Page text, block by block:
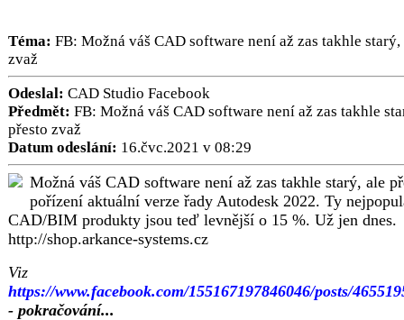
Téma: FB: Možná váš CAD software není až zas takhle starý,
zvaž
Odeslal: CAD Studio Facebook
Předmět: FB: Možná váš CAD software není až zas takhle
přesto zvaž
Datum odeslání: 16.čvc.2021 v 08:29
Možná váš CAD software není až zas takhle starý, ale
pořízení aktuální verze řady Autodesk 2022. Ty
CAD/BIM produkty jsou teď levnější o 15 %. Už jen dnes.
http://shop.arkance-systems.cz
Viz
https://www.facebook.com/155167197846046/posts/
- pokračování...